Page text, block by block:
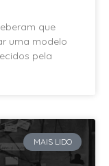
que
uma modelo
pela
MAIS LIDO